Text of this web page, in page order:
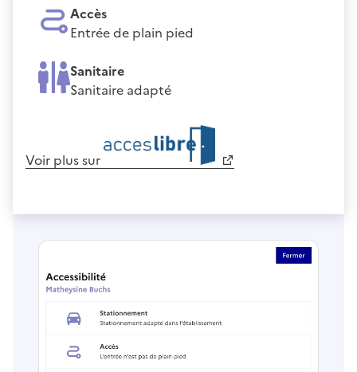
Accès
Entrée de plain pied
Sanitaire
Sanitaire adapté
Voir plus sur